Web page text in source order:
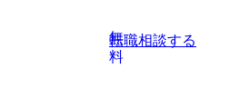
無
料
転職相談する